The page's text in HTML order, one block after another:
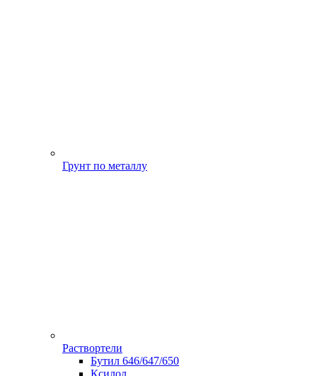
Грунт по металлу
Раствортели
Бутил 646/647/650
Ксилол